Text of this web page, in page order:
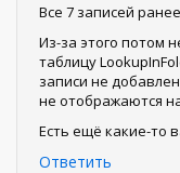
Все 7 записей
Из-за этого потом
таблицу
записи не
не отображаются
Есть ещё какие-то
Ответить